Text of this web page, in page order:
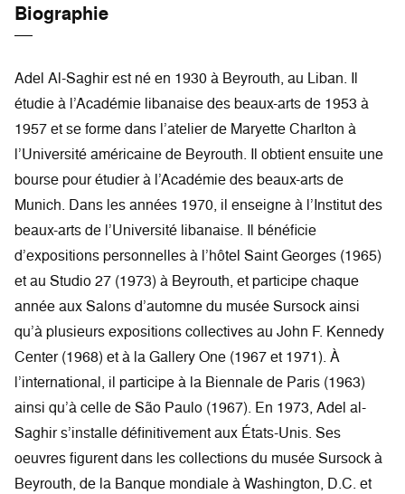
Biographie
Adel Al-Saghir est né en 1930 à Beyrouth, au Liban. Il
étudie à l’Académie libanaise des beaux-arts de 1953 à
1957 et se forme dans l’atelier de Maryette Charlton à
l’Université américaine de Beyrouth. Il obtient ensuite une
bourse pour étudier à l’Académie des beaux-arts de
Munich. Dans les années 1970, il enseigne à l’Institut des
beaux-arts de l’Université libanaise. Il bénéficie
d’expositions personnelles à l’hôtel Saint Georges (1965)
et au Studio 27 (1973) à Beyrouth, et participe chaque
année aux Salons d’automne du musée Sursock ainsi
qu’à plusieurs expositions collectives au John F. Kennedy
Center (1968) et à la Gallery One (1967 et 1971). À
l’international, il participe à la Biennale de Paris (1963)
ainsi qu’à celle de São Paulo (1967). En 1973, Adel al-
Saghir s’installe définitivement aux États-Unis. Ses
oeuvres figurent dans les collections du musée Sursock à
Beyrouth, de la Banque mondiale à Washington, D.C. et